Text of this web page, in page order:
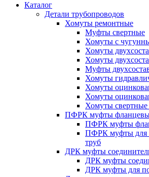
Каталог
Детали трубопроводов
Хомуты ремонтные
Муфты свертные
Хомуты с
Хомуты
Хомуты
Муфты
Хомуты
Хомуты
Хомуты
Хомуты свертные
ПФРК муфты
ПФРК муфты
ПФРК муфты для
труб
ДРК муфты
ДРК муфты
ДРК муфты для